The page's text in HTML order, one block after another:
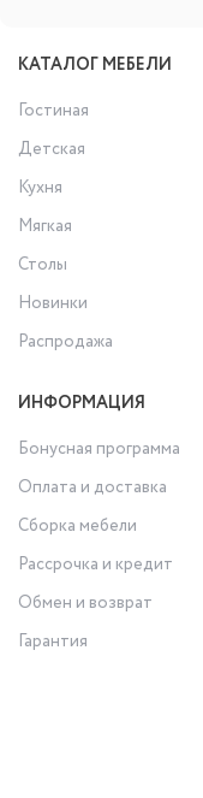
КАТАЛОГ МЕБЕЛИ
Гостиная
Детская
Кухня
Мягкая
Столы
Новинки
Распродажа
ИНФОРМАЦИЯ
Бонусная программа
Оплата и доставка
Сборка мебели
Рассрочка и кредит
Обмен и возврат
Гарантия